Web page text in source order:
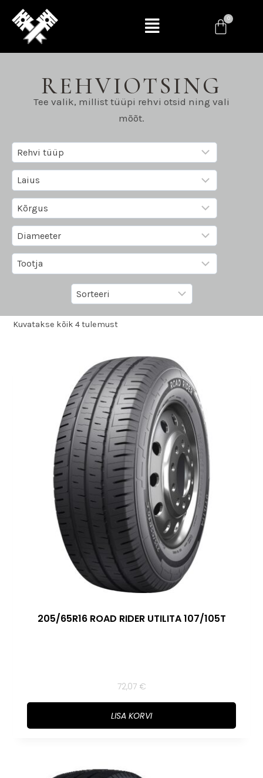
REHVIOTSING
Tee valik, millist tüüpi rehvi otsid ning vali
mõõt.
Kuvatakse kõik 4 tulemust
205/65R16 ROAD RIDER UTILITA 107/105T
72,07 €
LISA KORVI